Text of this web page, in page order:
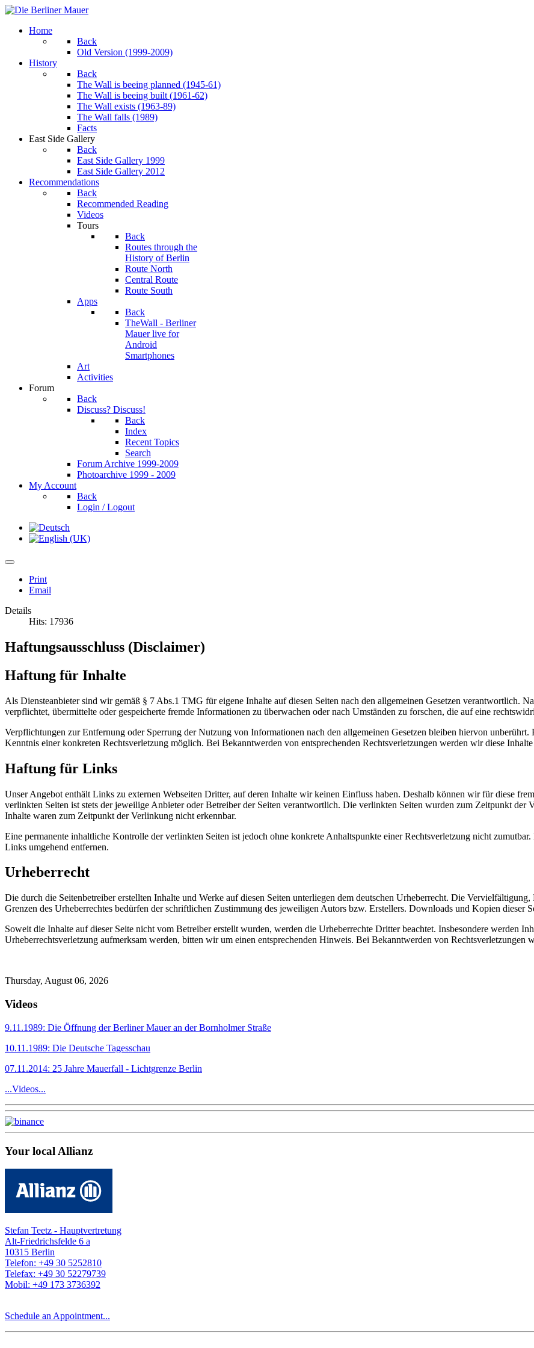
Home
Back
Old Version (1999-2009)
History
Back
The Wall is beeing planned (1945-61)
The Wall is beeing built (1961-62)
The Wall exists (1963-89)
The Wall falls (1989)
Facts
East Side Gallery
Back
East Side Gallery 1999
East Side Gallery 2012
Recommendations
Back
Recommended Reading
Videos
Tours
Back
Routes through the
History of Berlin
Route North
Central Route
Route South
Apps
Back
TheWall - Berliner
Mauer live for
Android
Smartphones
Art
Activities
Forum
Back
Discuss? Discuss!
Back
Index
Recent Topics
Search
Forum Archive 1999-2009
Photoarchive 1999 - 2009
My Account
Back
Login / Logout
Print
Email
Details
Hits: 17936
Haftungsausschluss (Disclaimer)
Haftung für Inhalte
Als Diensteanbieter sind wir gemäß § 7 Abs.1 TMG für eigene Inhalte auf diesen Seiten nach den allgemeinen Gesetzen verantwortlich.
verpflichtet, übermittelte oder gespeicherte fremde Informationen zu überwachen oder nach Umständen zu forschen, die auf eine
Verpflichtungen zur Entfernung oder Sperrung der Nutzung von Informationen nach den allgemeinen Gesetzen bleiben hiervon
Kenntnis einer konkreten Rechtsverletzung möglich. Bei Bekanntwerden von entsprechenden Rechtsverletzungen werden wir diese
Haftung für Links
Unser Angebot enthält Links zu externen Webseiten Dritter, auf deren Inhalte wir keinen Einfluss haben. Deshalb können wir für diese
verlinkten Seiten ist stets der jeweilige Anbieter oder Betreiber der Seiten verantwortlich. Die verlinkten Seiten wurden zum Zeitpunkt
Inhalte waren zum Zeitpunkt der Verlinkung nicht erkennbar.
Eine permanente inhaltliche Kontrolle der verlinkten Seiten ist jedoch ohne konkrete Anhaltspunkte einer Rechtsverletzung nicht
Links umgehend entfernen.
Urheberrecht
Die durch die Seitenbetreiber erstellten Inhalte und Werke auf diesen Seiten unterliegen dem deutschen Urheberrecht. Die
Grenzen des Urheberrechtes bedürfen der schriftlichen Zustimmung des jeweiligen Autors bzw. Erstellers. Downloads und Kopien dieser
Soweit die Inhalte auf dieser Seite nicht vom Betreiber erstellt wurden, werden die Urheberrechte Dritter beachtet. Insbesondere werden
Urheberrechtsverletzung aufmerksam werden, bitten wir um einen entsprechenden Hinweis. Bei Bekanntwerden von Rechtsverletzungen
Thursday, August 06, 2026
Videos
9.11.1989: Die Öffnung der Berliner Mauer an der Bornholmer Straße
10.11.1989: Die Deutsche Tagesschau
07.11.2014: 25 Jahre Mauerfall - Lichtgrenze Berlin
...Videos...
Your local Allianz
Stefan Teetz - Hauptvertretung
Alt-Friedrichsfelde 6 a
10315 Berlin
Telefon: +49 30 5252810
Telefax: +49 30 52279739
Mobil: +49 173 3736392
Schedule an Appointment...